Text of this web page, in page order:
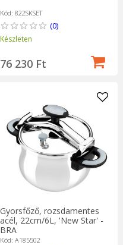
Kód: 822SKSET
(0)
Készleten
76 230 Ft
Gyorsfőző, rozsdamentes
acél, 22cm/6L, 'New Star' -
BRA
Kód: A185502